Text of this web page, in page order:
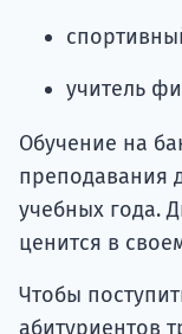
учитель
Обучение на
преподавания
учебных года.
ценится в
Чтобы
абитуриентов